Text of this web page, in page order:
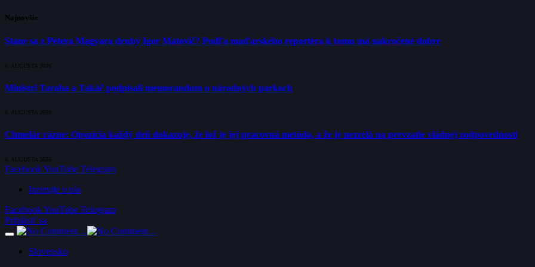
Najnovšie
Stane sa z Pétera Magyara druhý Igor Matovič? Podľa maďarského reportéra k tomu má nakročené dobre
6. AUGUSTA 2026
Ministri Taraba a Takáč podpísali memorandum o národných parkoch
6. AUGUSTA 2026
Chmelár rázne: Opozícia každý deň dokazuje, že lož je jej pracovná metóda, a že je nezrelá na prevzatie vládnej zodpovednosti
6. AUGUSTA 2026
FacebookYouTube Telegram
Inzerujte u nás
FacebookYouTube Telegram
Prihlásiť sa
Slovensko